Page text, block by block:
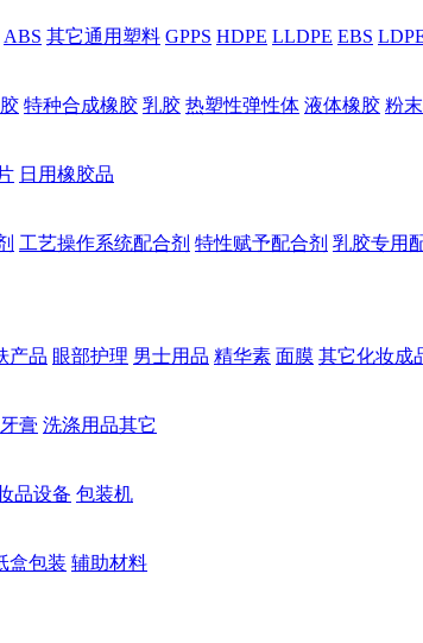
ABS 其它通用塑料 GPPS HDPE LLDPE EBS
特种合成橡胶 乳胶 热塑性弹性体 液体橡胶 粉
日用橡胶品
工艺操作系统配合剂 特性赋予配合剂 乳胶专用
产品 眼部护理 男士用品 精华素 面膜 其它化妆成
牙膏 洗涤用品其它
品设备 包装机
盒包装 辅助材料